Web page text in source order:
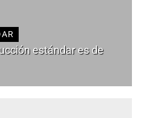
estándar es de